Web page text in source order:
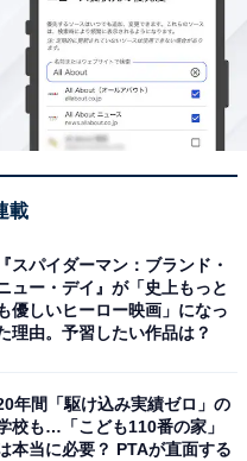
載
『スパイダーマン：ブランド・
ュー・デイ』が「史上もっと
優しいヒーロー映画」になっ
理由。予習したい作品は？
年間「駆け込み実績ゼロ」の
校も…「こども110番の家」
本当に必要？ PTAが直面する